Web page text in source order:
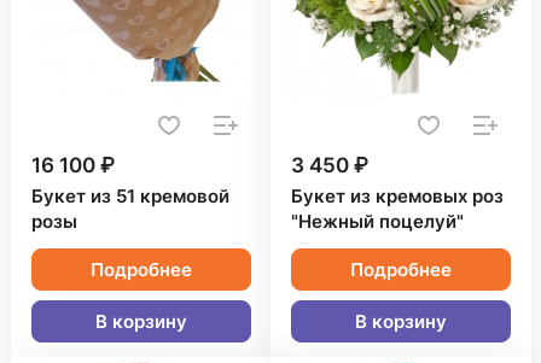
16 100 ₽
Букет из 51 кремовой
розы
Подробнее
В корзину
3 450 ₽
Букет из кремовых роз
"Нежный поцелуй"
Подробнее
В корзину